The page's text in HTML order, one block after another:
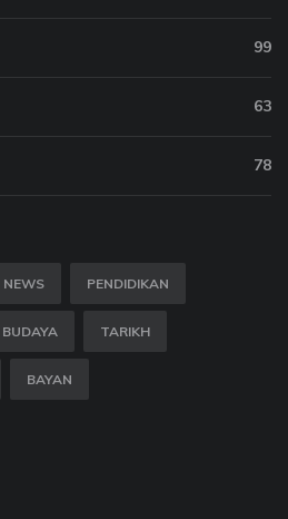
99
63
78
NEWS PENDIDIKAN
BUDAYA TARIKH
BAYAN